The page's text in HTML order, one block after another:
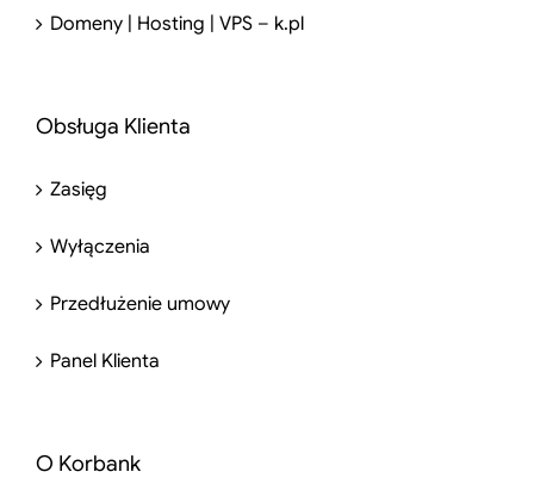
Domeny | Hosting | VPS – k.pl
Obsługa Klienta
Zasięg
Wyłączenia
Przedłużenie umowy
Panel Klienta
O Korbank